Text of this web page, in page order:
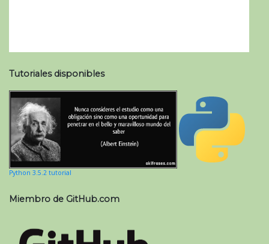
Tutoriales disponibles
Python 3.5.2 tutorial
Miembro de GitHub.com